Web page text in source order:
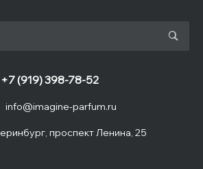
info@imagine-parfum.ru
+7 (919) 398-78-52
проспект Ленина, 25